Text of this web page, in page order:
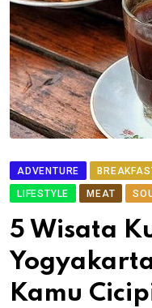
ADVENTURE
LIFESTYLE
MEAT
5 Wisata
Kamu